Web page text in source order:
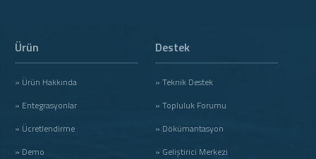
Ürün
» Ürün Hakkında
» Entegrasyonlar
» Ücretlendirme
» Demo
Destek
» Teknik Destek
» Topluluk Forumu
» Dökümantasyon
» Geliştirici Merkezi